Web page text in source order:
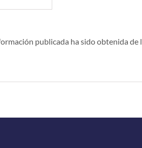
publicada ha sido obtenida